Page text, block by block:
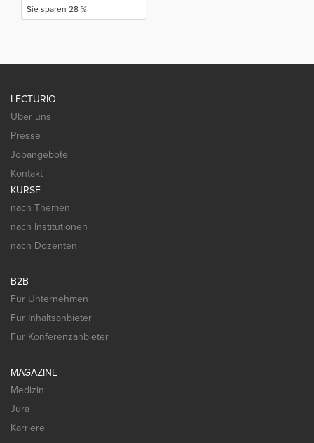
Sie sparen 28 %
LECTURIO
Über uns
Presse
Jobangebote
Kontakt
KURSE
nach Themen
nach Institutionen
nach Dozenten
B2B
Für Unternehmen
Für Inhaltsanbieter
Für Konferenzanbieter
MAGAZINE
Medizin
Jura
Karriere